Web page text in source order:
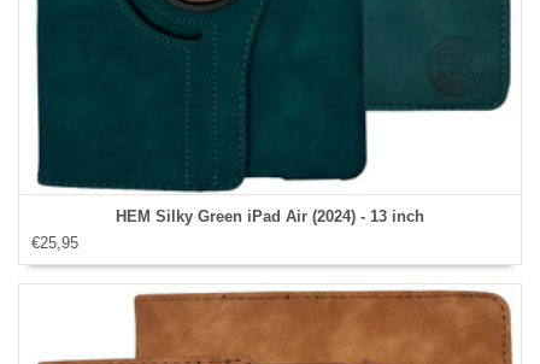
HEM Silky Green iPad Air (2024) - 13 inch
€25,95